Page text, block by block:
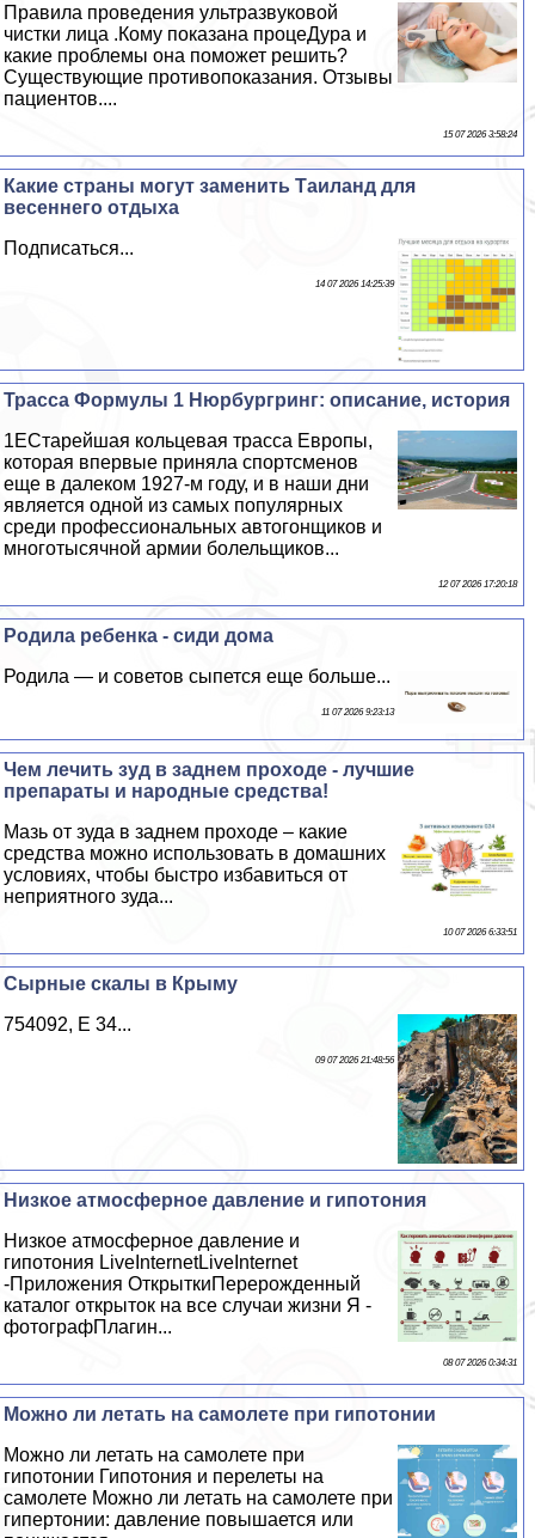
Правила проведения ультразвуковой
чистки лица .Кому показана процеДypa и
какие проблемы она поможет решить?
Существующие противопоказания. Отзывы
пациентов....
15 07 2026 3:58:24
Какие страны могут заменить Таиланд для
весеннего отдыха
Подписаться...
14 07 2026 14:25:39
Трасса Формулы 1 Нюрбургринг: описание, история
1EСтарейшая кольцевая трасса Европы,
которая впервые приняла спортсменов
еще в далеком 1927-м году, и в наши дни
является одной из самых популярных
среди профессиональных автогонщиков и
многотысячной армии болельщиков...
12 07 2026 17:20:18
Родила ребенка - сиди дома
Родила — и советов сыпется еще больше...
11 07 2026 9:23:13
Чем лечить зуд в заднем проходе - лучшие
препараты и народные средства!
Мазь от зуда в заднем проходе – какие
средства можно использовать в домашних
условиях, чтобы быстро избавиться от
неприятного зуда...
10 07 2026 6:33:51
Сырные скалы в Крыму
754092, E 34...
09 07 2026 21:48:56
Низкое атмосферное давление и гипотония
Низкое атмосферное давление и
гипотония LiveInternetLiveInternet
-Приложения ОткрыткиПерерожденный
каталог открыток на все случаи жизни Я -
фотографПлагин...
08 07 2026 0:34:31
Можно ли летать на самолете при гипотонии
Можно ли летать на самолете при
гипотонии Гипотония и перелеты на
самолете Можно ли летать на самолете при
гипертонии: давление повышается или